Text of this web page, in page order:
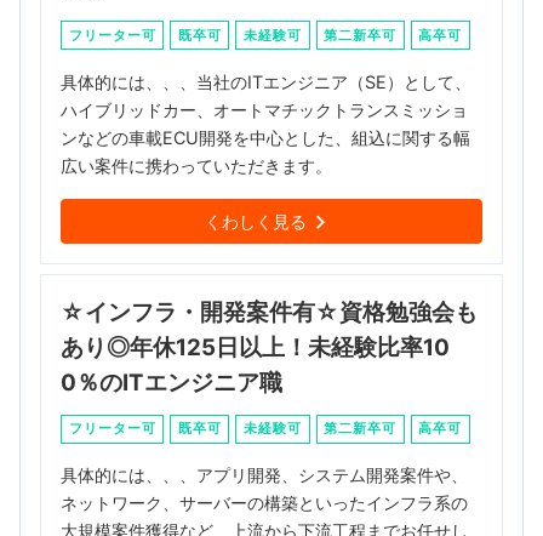
フリーター可 既卒可 未経験可 第二新卒可 高卒可
具体的には、、、当社のITエンジニア（SE）として、
ハイブリッドカー、オートマチックトランスミッショ
ンなどの車載ECU開発を中心とした、組込に関する幅
広い案件に携わっていただきます。
くわしく見る
☆インフラ・開発案件有☆資格勉強会も
あり◎年休125日以上！未経験比率10
0％のITエンジニア職
フリーター可 既卒可 未経験可 第二新卒可 高卒可
具体的には、、、アプリ開発、システム開発案件や、
ネットワーク、サーバーの構築といったインフラ系の
大規模案件獲得など、上流から下流工程までお任せし